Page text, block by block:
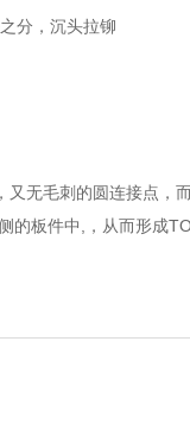
分，沉头拉铆
无毛刺的圆连接点，
板件中,，从而形成